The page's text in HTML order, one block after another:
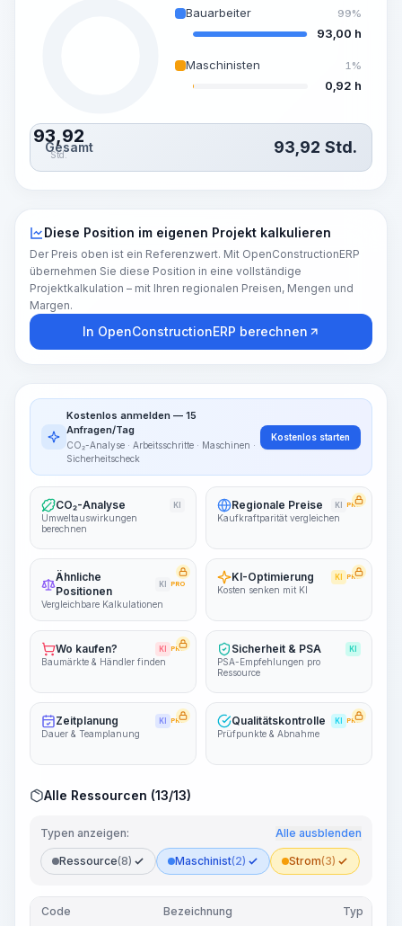
93,92
Std.
Bauarbeiter 99%
93,00 h
Maschinisten 1%
0,92 h
Gesamt 93,92 Std.
Diese Position im eigenen Projekt kalkulieren
Der Preis oben ist ein Referenzwert. Mit OpenConstructionERP
übernehmen Sie diese Position in eine vollständige
Projektkalkulation – mit Ihren regionalen Preisen, Mengen und
Margen.
In OpenConstructionERP berechnen
Kostenlos anmelden — 15
Anfragen/Tag
CO₂-Analyse · Arbeitsschritte · Maschinen ·
Sicherheitscheck
Kostenlos starten
CO₂-Analyse KI
Umweltauswirkungen
berechnen
Regionale Preise KI PRO
Kaufkraftparität vergleichen
Ähnliche
Positionen
KI PRO
Vergleichbare Kalkulationen
KI-Optimierung KI PRO
Kosten senken mit KI
Wo kaufen? KI PRO
Baumärkte & Händler finden
Sicherheit & PSA KI
PSA-Empfehlungen pro
Ressource
Zeitplanung KI PRO
Dauer & Teamplanung
Qualitätskontrolle KI PRO
Prüfpunkte & Abnahme
Alle Ressourcen (13/13)
Typen anzeigen: Alle ausblenden
Ressource(8) Maschinist(2) Strom(3)
Code Bezeichnung Typ